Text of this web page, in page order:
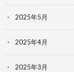
2025年5月
2025年4月
2025年3月